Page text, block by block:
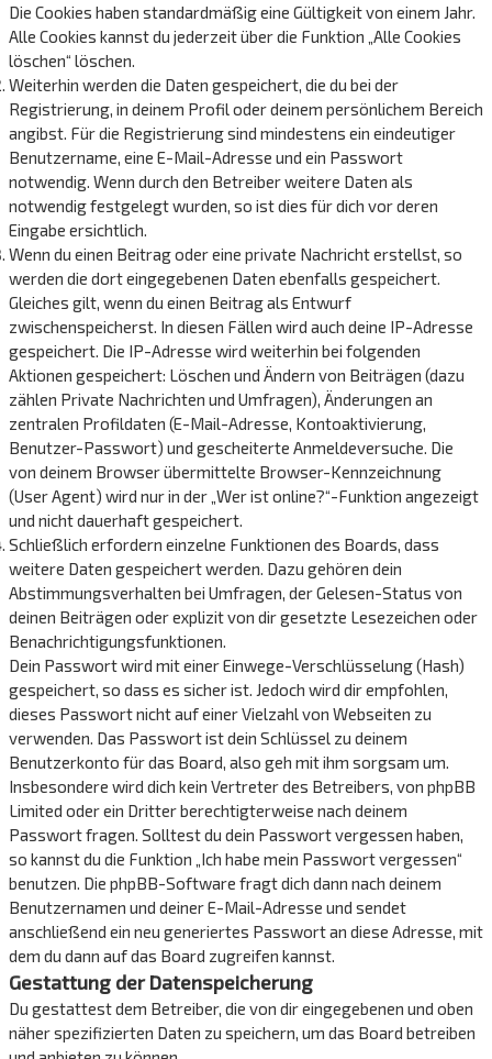
Die Cookies haben standardmäßig eine Gültigkeit von einem Jahr.
Alle Cookies kannst du jederzeit über die Funktion „Alle Cookies
löschen“ löschen.
Weiterhin werden die Daten gespeichert, die du bei der
Registrierung, in deinem Profil oder deinem persönlichem Bereich
angibst. Für die Registrierung sind mindestens ein eindeutiger
Benutzername, eine E-Mail-Adresse und ein Passwort
notwendig. Wenn durch den Betreiber weitere Daten als
notwendig festgelegt wurden, so ist dies für dich vor deren
Eingabe ersichtlich.
Wenn du einen Beitrag oder eine private Nachricht erstellst, so
werden die dort eingegebenen Daten ebenfalls gespeichert.
Gleiches gilt, wenn du einen Beitrag als Entwurf
zwischenspeicherst. In diesen Fällen wird auch deine IP-Adresse
gespeichert. Die IP-Adresse wird weiterhin bei folgenden
Aktionen gespeichert: Löschen und Ändern von Beiträgen (dazu
zählen Private Nachrichten und Umfragen), Änderungen an
zentralen Profildaten (E-Mail-Adresse, Kontoaktivierung,
Benutzer-Passwort) und gescheiterte Anmeldeversuche. Die
von deinem Browser übermittelte Browser-Kennzeichnung
(User Agent) wird nur in der „Wer ist online?“-Funktion angezeigt
und nicht dauerhaft gespeichert.
Schließlich erfordern einzelne Funktionen des Boards, dass
weitere Daten gespeichert werden. Dazu gehören dein
Abstimmungsverhalten bei Umfragen, der Gelesen-Status von
deinen Beiträgen oder explizit von dir gesetzte Lesezeichen oder
Benachrichtigungsfunktionen.
Dein Passwort wird mit einer Einwege-Verschlüsselung (Hash)
gespeichert, so dass es sicher ist. Jedoch wird dir empfohlen,
dieses Passwort nicht auf einer Vielzahl von Webseiten zu
verwenden. Das Passwort ist dein Schlüssel zu deinem
Benutzerkonto für das Board, also geh mit ihm sorgsam um.
Insbesondere wird dich kein Vertreter des Betreibers, von phpBB
Limited oder ein Dritter berechtigterweise nach deinem
Passwort fragen. Solltest du dein Passwort vergessen haben,
so kannst du die Funktion „Ich habe mein Passwort vergessen“
benutzen. Die phpBB-Software fragt dich dann nach deinem
Benutzernamen und deiner E-Mail-Adresse und sendet
anschließend ein neu generiertes Passwort an diese Adresse, mit
dem du dann auf das Board zugreifen kannst.
Gestattung der Datenspeicherung
Du gestattest dem Betreiber, die von dir eingegebenen und oben
näher spezifizierten Daten zu speichern, um das Board betreiben